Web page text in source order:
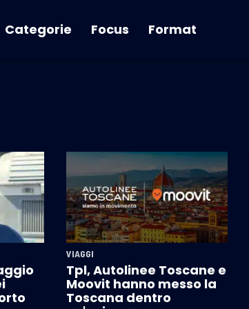
Categorie Focus Format
VIAGGI
Tpl, Autolinee Toscane e
Moovit hanno messo la
Toscana dentro